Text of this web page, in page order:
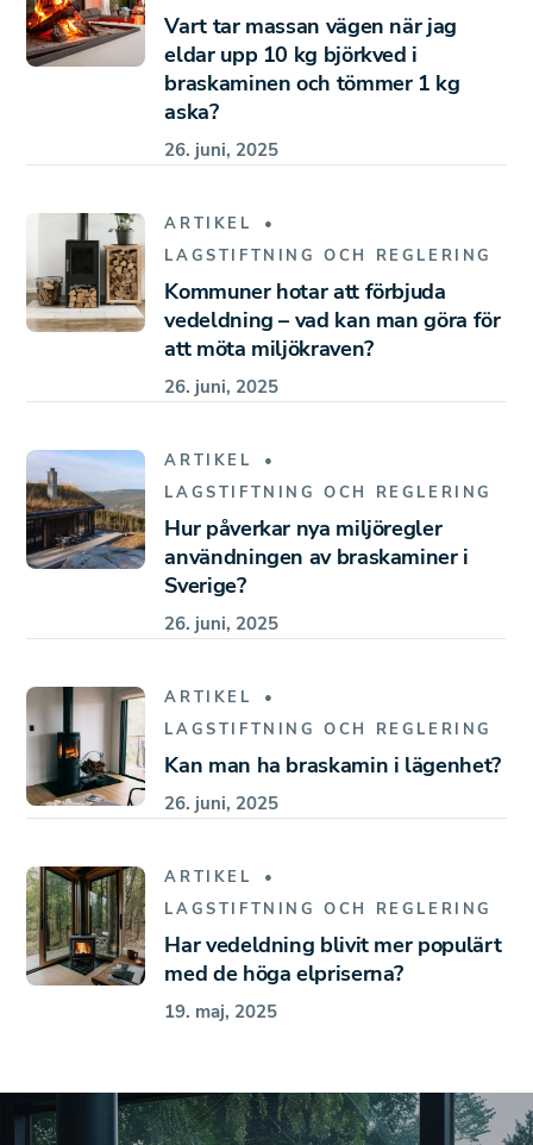
Vart tar massan vägen när jag
eldar upp 10 kg björkved i
braskaminen och tömmer 1 kg
aska?
26. juni, 2025
ARTIKEL
LAGSTIFTNING OCH REGLERING
Kommuner hotar att förbjuda
vedeldning – vad kan man göra för
att möta miljökraven?
26. juni, 2025
ARTIKEL
LAGSTIFTNING OCH REGLERING
Hur påverkar nya miljöregler
användningen av braskaminer i
Sverige?
26. juni, 2025
ARTIKEL
LAGSTIFTNING OCH REGLERING
Kan man ha braskamin i lägenhet?
26. juni, 2025
ARTIKEL
LAGSTIFTNING OCH REGLERING
Har vedeldning blivit mer populärt
med de höga elpriserna?
19. maj, 2025